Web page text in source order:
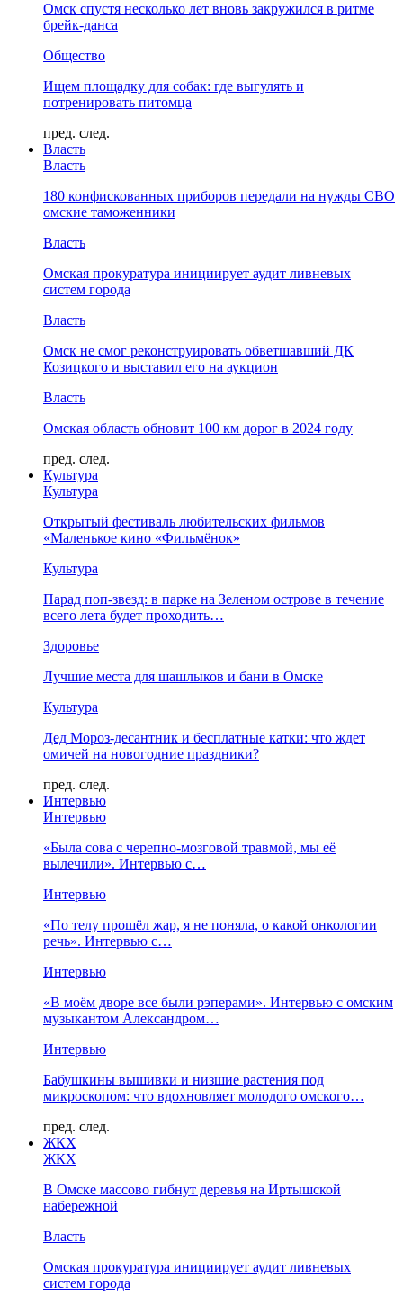
Омск спустя несколько лет вновь закружился в ритме
брейк-данса
Общество
Ищем площадку для собак: где выгулять и
потренировать питомца
пред. след.
Власть
Власть
180 конфискованных приборов передали на нужды СВО
омские таможенники
Власть
Омская прокуратура инициирует аудит ливневых
систем города
Власть
Омск не смог реконструировать обветшавший ДК
Козицкого и выставил его на аукцион
Власть
Омская область обновит 100 км дорог в 2024 году
пред. след.
Культура
Культура
Открытый фестиваль любительских фильмов
«Маленькое кино «Фильмёнок»
Культура
Парад поп-звезд: в парке на Зеленом острове в течение
всего лета будет проходить…
Здоровье
Лучшие места для шашлыков и бани в Омске
Культура
Дед Мороз-десантник и бесплатные катки: что ждет
омичей на новогодние праздники?
пред. след.
Интервью
Интервью
«Была сова с черепно-мозговой травмой, мы её
вылечили». Интервью с…
Интервью
«По телу прошёл жар, я не поняла, о какой онкологии
речь». Интервью с…
Интервью
«В моём дворе все были рэперами». Интервью с омским
музыкантом Александром…
Интервью
Бабушкины вышивки и низшие растения под
микроскопом: что вдохновляет молодого омского…
пред. след.
ЖКХ
ЖКХ
В Омске массово гибнут деревья на Иртышской
набережной
Власть
Омская прокуратура инициирует аудит ливневых
систем города